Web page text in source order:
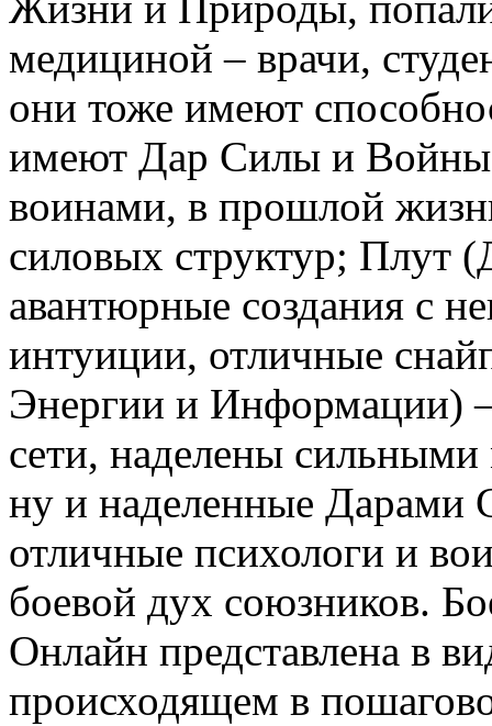
медициной – врачи,
они тоже имеют
имеют Дар Силы и Войны
воинами, в прошлой
силовых структур; Плут
авантюрные создания с
интуиции, отличные
Энергии и Информации)
сети, наделены
ну и наделенные Дарами
отличные психологи и
боевой дух союзников.
Онлайн представлена в
происходящем в